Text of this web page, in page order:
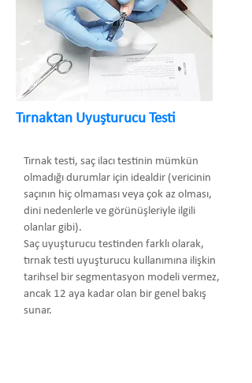
Tırnaktan Uyuşturucu Testi
Tırnak testi, saç ilacı testinin mümkün
olmadığı durumlar için idealdir (vericinin
saçının hiç olmaması veya çok az olması,
dini nedenlerle ve görünüşleriyle ilgili
olanlar gibi).
Saç uyuşturucu testinden farklı olarak,
tırnak testi uyuşturucu kullanımına ilişkin
tarihsel bir segmentasyon modeli vermez,
ancak 12 aya kadar olan bir genel bakış
sunar.